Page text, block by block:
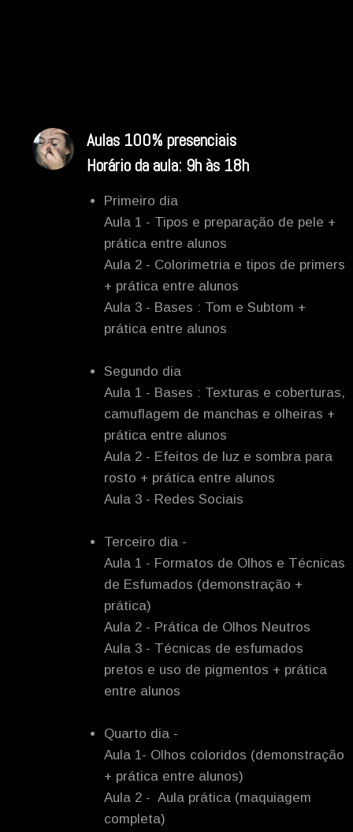
Aulas 100% presenciais
Horário da aula: 9h às 18h
Primeiro dia
Aula 1 - Tipos e preparação de pele +
prática entre alunos
Aula 2 - Colorimetria e tipos de primers
+ prática entre alunos
Aula 3 - Bases : Tom e Subtom +
prática entre alunos
Segundo dia
Aula 1 - Bases : Texturas e coberturas,
camuflagem de manchas e olheiras +
prática entre alunos
Aula 2 - Efeitos de luz e sombra para
rosto + prática entre alunos
Aula 3 - Redes Sociais
Terceiro dia -
Aula 1 - Formatos de Olhos e Técnicas
de Esfumados (demonstração +
prática)
Aula 2 - Prática de Olhos Neutros
Aula 3 - Técnicas de esfumados
pretos e uso de pigmentos + prática
entre alunos
Quarto dia -
Aula 1- Olhos coloridos (demonstração
+ prática entre alunos)
Aula 2 - Aula prática (maquiagem
completa)